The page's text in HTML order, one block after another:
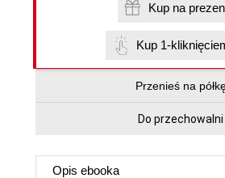
Kup na
Kup 1-
Przenieś na
Do przechowalni
Opis ebooka